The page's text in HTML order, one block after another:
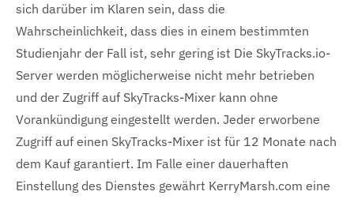
sich darüber im Klaren sein, dass die
Wahrscheinlichkeit, dass dies in einem bestimmten
Studienjahr der Fall ist, sehr gering ist Die SkyTracks.io-
Server werden möglicherweise nicht mehr betrieben
und der Zugriff auf SkyTracks-Mixer kann ohne
Vorankündigung eingestellt werden. Jeder erworbene
Zugriff auf einen SkyTracks-Mixer ist für 12 Monate nach
dem Kauf garantiert. Im Falle einer dauerhaften
Einstellung des Dienstes gewährt KerryMarsh.com eine